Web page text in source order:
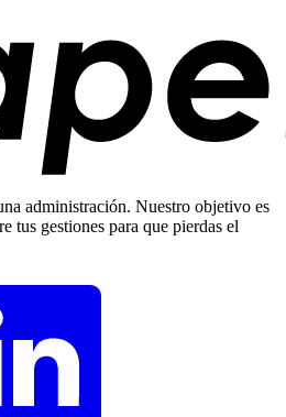
administración. Nuestro objetivo es
tus gestiones para que pierdas el